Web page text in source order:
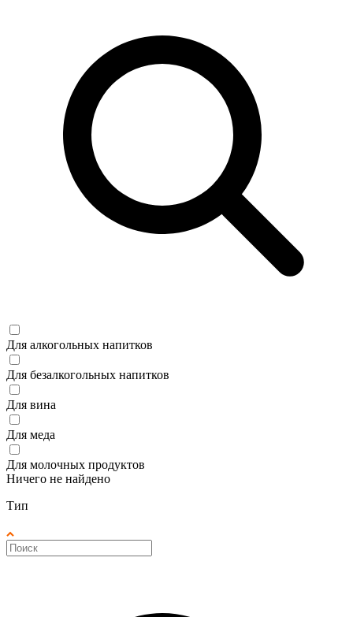
Для алкогольных напитков
Для безалкогольных напитков
Для вина
Для меда
Для молочных продуктов
Ничего не найдено
Тип